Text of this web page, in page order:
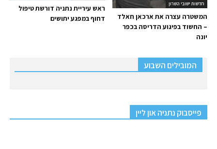
ראש עיריית נתניה דורשת טיפול
דחוף במפגע יתושים
חדשות ישובי השרון
המשטרה עצרה את ארכאן חאלד
– החשוד בפיגוע הדריסה בכפר
יונה
המובילים השבוע
פייסבוק נתניה און ליין